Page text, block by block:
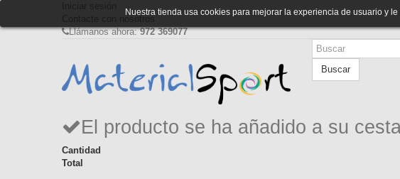
Llámanos ahora:972 369077
Buscar
El producto se ha añadido a su
Cantidad
Total
Nuestra tienda usa cookies para mejorar la experiencia de usuario y